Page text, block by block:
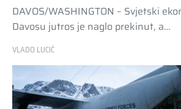
DAVOS/WASHINGTON – Svjetski
Davosu jutros je naglo prekinut, a…
VLADO LUCIĆ